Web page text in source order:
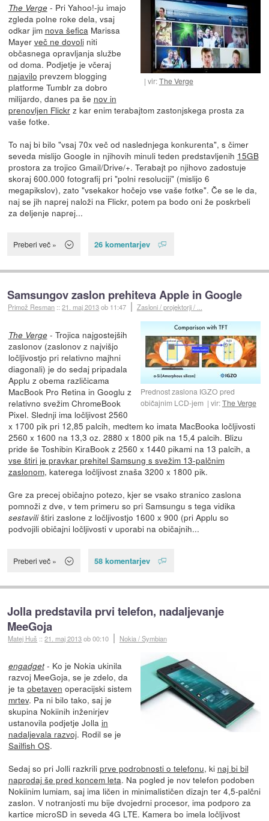
vir:The Verge
The Verge- Pri Yahoo!-ju imajo
zgleda polne roke dela, vsaj
odkar jim nova šefica Marissa
Mayer več ne dovoliniti
občasnega opravljanja službe
od doma. Podjetje je včeraj
najavilo prevzem blogging
platforme Tumblr za dobro
milijardo, danes pa še nov in
prenovljen Flickrz kar enim terabajtom zastonjskega prosta za
vaše fotke.
To naj bi bilo "vsaj 70x več od naslednjega konkurenta", s čimer
seveda mislijo Google in njihovih minuli teden predstavljenih 15GB
prostora za trojico Gmail/Drive/+. Terabajt po njihovo zadostuje
skoraj 600.000 fotografij pri "polni resoluciji" (mislijo 6
megapikslov), zato "vsekakor hočejo vse vaše fotke". Če se le da,
naj se jih naprej naloži na Flickr, potem pa bodo oni že poskrbeli
za deljenje naprej...
Preberi več » 26 komentarjev
Samsungov zaslon prehiteva Apple in Google
Primož Resman ::21. maj 2013ob 11:47 Zasloni / projektorji / ...
Prednost zaslona IGZO pred
običajnim LCD-jem
vir:The Verge
The Verge- Trojica najgostejših
zaslonov (zaslonov z najvišjo
ločljivostjo pri relativno majhni
diagonali) je do sedaj pripadala
Applu z obema različicama
MacBook Pro Retina in Googlu z
relativno svežim ChromeBook
Pixel. Slednji ima ločljivost 2560
x 1700 pik pri 12,85 palcih, medtem ko imata MacBooka ločljivosti
2560 x 1600 na 13,3 oz. 2880 x 1800 pik na 15,4 palcih. Blizu
pride še Toshibin KiraBook z 2560 x 1440 pikami na 13 palcih, a
vse štiri je pravkar prehitel Samsung s svežim 13-palčnim
zaslonom, katerega ločljivost znaša 3200 x 1800 pik.
Gre za precej običajno potezo, kjer se vsako stranico zaslona
pomnoži z dve, v tem primeru so pri Samsungu s tega vidika
sestavilištiri zaslone z ločljivostjo 1600 x 900 (pri Applu so
podvojili običajni ločljivosti v uporabi na običajnih...
Preberi več » 58 komentarjev
Jolla predstavila prvi telefon, nadaljevanje
MeeGoja
Matej Huš ::21. maj 2013ob 00:10 Nokia / Symbian
engadget- Ko je Nokia ukinila
razvoj MeeGoja, se je zdelo, da
je ta obetaven operacijski sistem
mrtev. Pa ni bilo tako, saj je
skupina Nokiinih inženirjev
ustanovila podjetje Jolla in
nadaljevala razvoj. Rodil se je
Sailfish OS.
Sedaj so pri Jolli razkrili prve podrobnosti o telefonu, ki naj bi bil
naprodaj še pred koncem leta. Na pogled je nov telefon podoben
Nokiinim lumiam, saj ima ličen in minimalističen dizajn ter 4,5-palčni
zaslon. V notranjosti mu bije dvojedrni procesor, ima podporo za
kartice microSD in seveda 4G LTE. Kamera bo imela ločljivost